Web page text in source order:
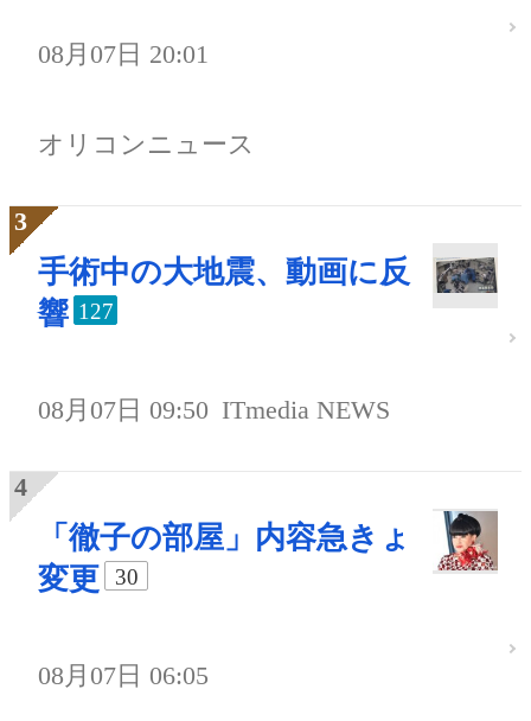
08月07日 20:01
オリコンニュース
手術中の大地震、動画に反
響 127
08月07日 09:50 ITmedia NEWS
「徹子の部屋」内容急きょ
変更
30
08月07日 06:05